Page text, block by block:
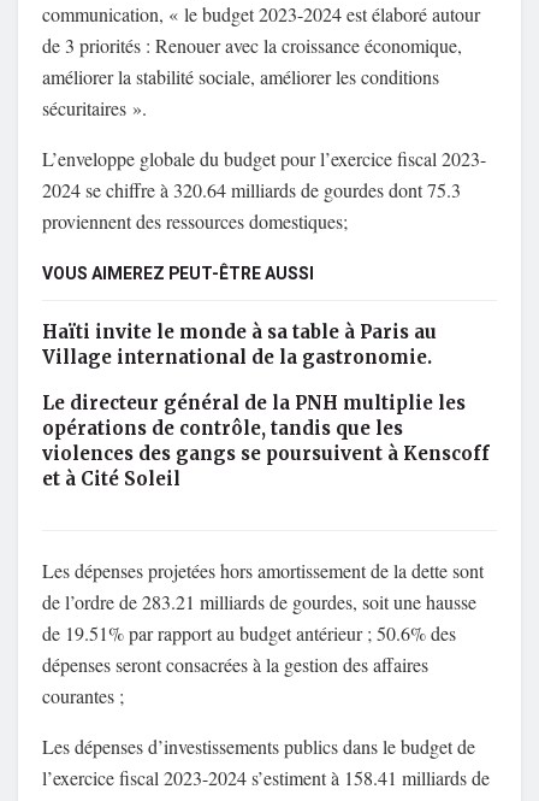
communication, « le budget 2023-2024 est élaboré autour
de 3 priorités : Renouer avec la croissance économique,
améliorer la stabilité sociale, améliorer les conditions
sécuritaires ».
L’enveloppe globale du budget pour l’exercice fiscal 2023-
2024 se chiffre à 320.64 milliards de gourdes dont 75.3
proviennent des ressources domestiques;
VOUS AIMEREZ PEUT-ÊTRE AUSSI
Haïti invite le monde à sa table à Paris au
Village international de la gastronomie.
Le directeur général de la PNH multiplie les
opérations de contrôle, tandis que les
violences des gangs se poursuivent à Kenscoff
et à Cité Soleil
Les dépenses projetées hors amortissement de la dette sont
de l’ordre de 283.21 milliards de gourdes, soit une hausse
de 19.51% par rapport au budget antérieur ; 50.6% des
dépenses seront consacrées à la gestion des affaires
courantes ;
Les dépenses d’investissements publics dans le budget de
l’exercice fiscal 2023-2024 s’estiment à 158.41 milliards de